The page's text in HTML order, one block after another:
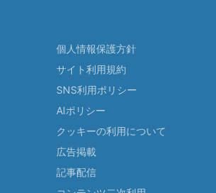
個人情報保護方針
サイト利用規約
SNS利用ポリシー
AIポリシー
クッキーの利用について
広告掲載
記事配信